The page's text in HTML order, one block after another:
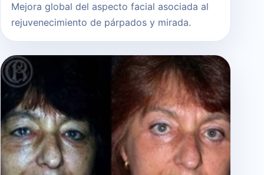
Mejora global del aspecto facial asociada al
rejuvenecimiento de párpados y mirada.